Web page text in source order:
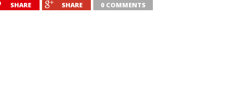
SHARE SHARE 0 COMMENTS